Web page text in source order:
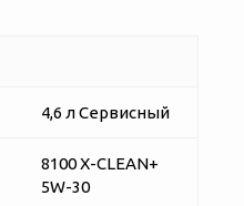
4,6 л Сервисный
8100 X-CLEAN+
5W-30